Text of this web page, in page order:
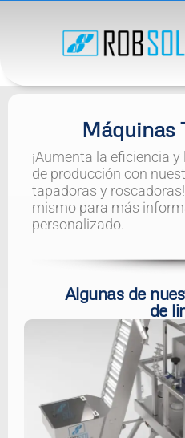
Máquinas
¡Aumenta la eficiencia
de producción con
tapadoras y
mismo para más
personalizado.
Algunas de
de